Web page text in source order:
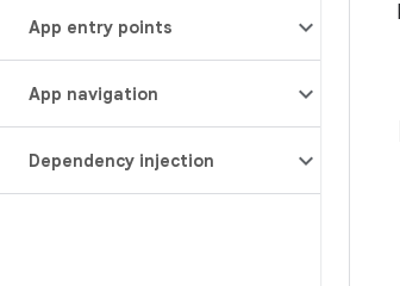
App entry points
App navigation
Dependency injection